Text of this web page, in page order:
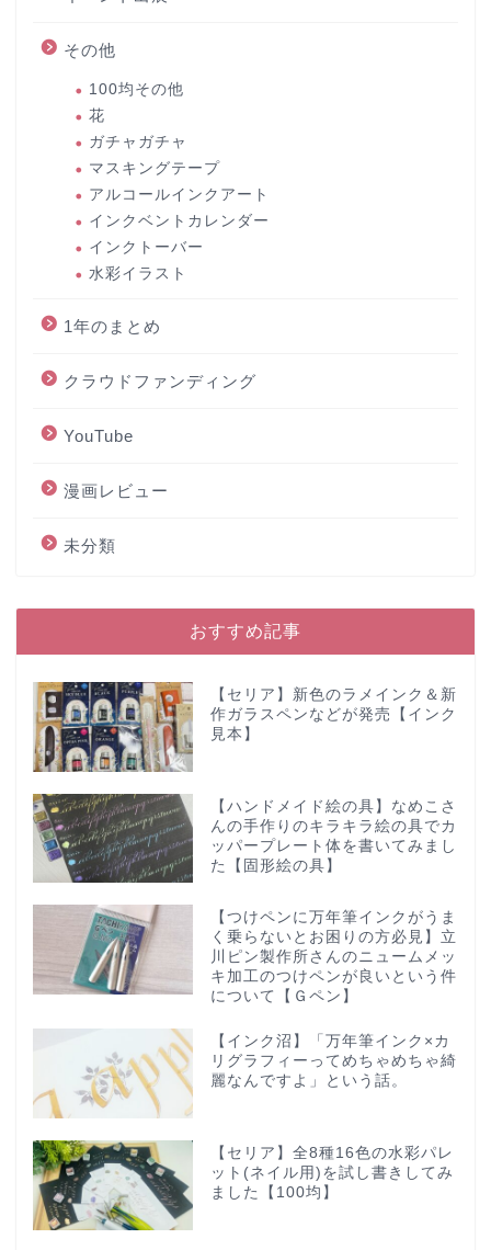
その他
100均その他
花
ガチャガチャ
マスキングテープ
アルコールインクアート
インクベントカレンダー
インクトーバー
水彩イラスト
1年のまとめ
クラウドファンディング
YouTube
漫画レビュー
未分類
おすすめ記事
【セリア】新色のラメインク＆新
作ガラスペンなどが発売【インク
見本】
【ハンドメイド絵の具】なめこさ
んの手作りのキラキラ絵の具でカ
ッパープレート体を書いてみまし
た【固形絵の具】
【つけペンに万年筆インクがうま
く乗らないとお困りの方必見】立
川ピン製作所さんのニュームメッ
キ加工のつけペンが良いという件
について【Ｇペン】
【インク沼】「万年筆インク×カ
リグラフィーってめちゃめちゃ綺
麗なんですよ」という話。
【セリア】全8種16色の水彩パレ
ット(ネイル用)を試し書きしてみ
ました【100均】